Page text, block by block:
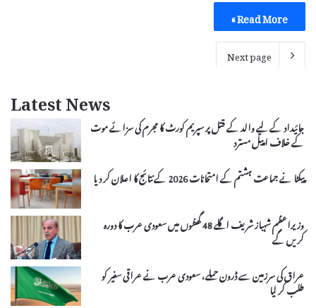
Read More »
Next page
Latest News
جائیداد کے لیے والد کے قتل پر سپریم کورٹ کا مجرم کی سزائے موت
کے خلاف اپیل مسترد
پیکٹا نے جماعت ہشتم کے امتحانات 2026 کے نتائج کا اعلان کر دیا
وزیراعظم شہباز شریف اگلے 48 گھنٹوں میں سعودی عرب کا دورہ
کریں گے
عراق کی سرزمین سے ڈرون حملے، سعودی عرب نے عراقی سفیر کو
طلب کر لیا